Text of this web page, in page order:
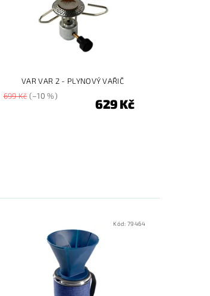
VAR VAR 2 - PLYNOVÝ VAŘIČ
699 Kč(–10 %)
629 Kč
Kód:79464